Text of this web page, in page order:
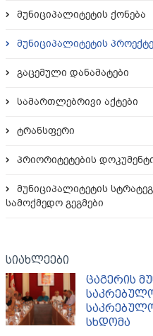
მუნიციპალიტეტის ქონება
მუნიციპალიტეტის
გაცემული დანამატები
სამართლებრივი აქტები
ტრანსფერი
პრიორიტეტების
მუნიციპალიტეტის
სამოქმედო გეგმები
სიახლეები
ცაგერის
სხდომა